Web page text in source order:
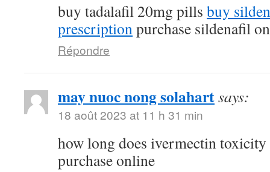
buy tadalafil 20mg pills buy
prescriptionpurchase sildenafil
Répondre
may nuoc nong solahartsays:
18 août 2023 at 11 h 31 min
how long does ivermectin
purchase online